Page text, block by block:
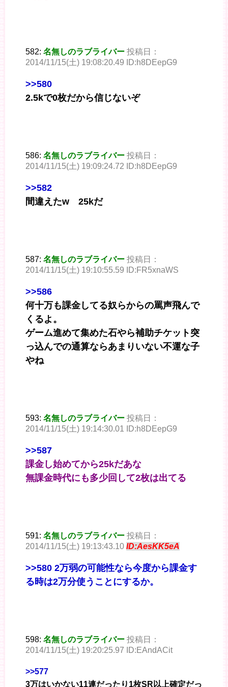
582: 名無しのラブライバー 投稿日：
2014/11/15(土) 19:08:20.49 ID:h8DEepG9
>>580
2.5kで0枚だから信じないぞ
586: 名無しのラブライバー 投稿日：
2014/11/15(土) 19:09:24.72 ID:h8DEepG9
>>582
間違えたw 25kだ
587: 名無しのラブライバー 投稿日：
2014/11/15(土) 19:10:55.59 ID:FR5xnaWS
>>586
何十万も課金してる奴らからの罵声飛んで
くるよ。
ゲーム進めて集めた石やら補助チケット突
っ込んでの通算ならあまりいない不運な子
やね
593: 名無しのラブライバー 投稿日：
2014/11/15(土) 19:14:30.01 ID:h8DEepG9
>>587
課金し始めてから25kだあな
無課金時代にも多少回して2枚は出てる
591: 名無しのラブライバー 投稿日：
2014/11/15(土) 19:13:43.10 ID:AesKK5eA
>>580 2万弱の可能性なら今度から課金す
る時は2万分使うことにするか。
598: 名無しのラブライバー 投稿日：
2014/11/15(土) 19:20:25.97 ID:EAndACit
>>577
3万はいかない11連だったり1枚SR以上確定だっ